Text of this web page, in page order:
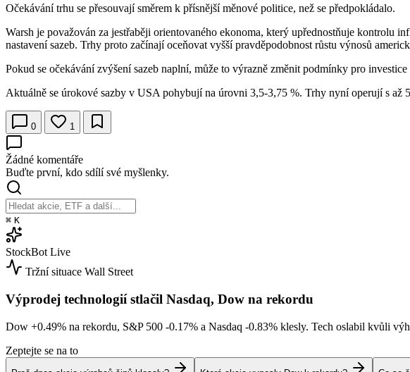
Očekávání trhu se přesouvají směrem k přísnější měnové politice, než se předpokládalo.
Warsh je považován za jestřaběji orientovaného ekonoma, který upřednostňuje kontrolu
nastavení sazeb. Trhy proto začínají oceňovat vyšší pravděpodobnost růstu výnosů
Pokud se očekávání zvýšení sazeb naplní, může to výrazně změnit podmínky pro
Aktuálně se úrokové sazby v USA pohybují na úrovni 3,5-3,75 %. Trhy nyní operují s až
0 1
Žádné komentáře
Buďte první, kdo sdílí své myšlenky.
⌘ K
StockBot Live
Tržní situace Wall Street
Výprodej technologií stlačil Nasdaq, Dow na rekordu
Dow +0.49% na rekordu, S&P 500 -0.17% a Nasdaq -0.83% klesly. Tech oslabil kvůli
Zeptejte se na to